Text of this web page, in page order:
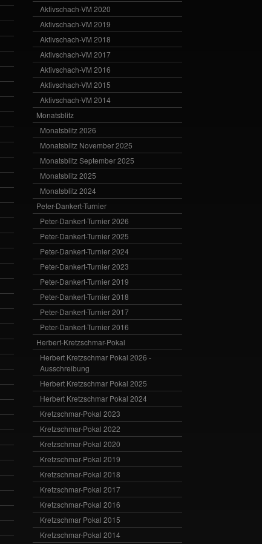
Aktivschach-VM 2020
Aktivschach-VM 2019
Aktivschach-VM 2018
Aktivschach-VM 2017
Aktivschach-VM 2016
Aktivschach-VM 2015
Aktivschach-VM 2014
Monatsblitz
Monatsblitz 2026
Monatsblitz November 2025
Monatsblitz September 2025
Monatsblitz 2025
Monatsblitz 2024
Peter-Dankert-Turnier
Peter-Dankert-Turnier 2026
Peter-Dankert-Turnier 2025
Peter-Dankert-Turnier 2024
Peter-Dankert-Turnier 2023
Peter-Dankert-Turnier 2019
Peter-Dankert-Turnier 2018
Peter-Dankert-Turnier 2017
Peter-Dankert-Turnier 2016
Herbert-Kretzschmar-Pokal
Herbert Kretzschmar Pokal 2026 -
Ausschreibung
Herbert Kretzschmar Pokal 2025
Herbert Kretzschmar Pokal 2024
Kretzschmar-Pokal 2023
Kretzschmar-Pokal 2022
Kretzschmar-Pokal 2020
Kretzschmar-Pokal 2019
Kretzschmar-Pokal 2018
Kretzschmar-Pokal 2017
Kretzschmar-Pokal 2016
Kretzschmar Pokal 2015
Kretzschmar-Pokal 2014